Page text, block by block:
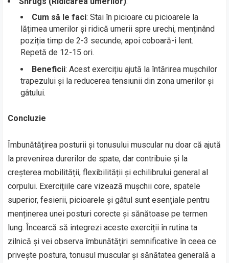
Cum să le faci: Stai în picioare cu picioarele la
lățimea umerilor și ridică umerii spre urechi, menținând
poziția timp de 2-3 secunde, apoi coboară-i lent.
Repetă de 12-15 ori.
Beneficii: Acest exercițiu ajută la întărirea mușchilor
trapezului și la reducerea tensiunii din zona umerilor și
gâtului.
Concluzie
Îmbunătățirea posturii și tonusului muscular nu doar că ajută
la prevenirea durerilor de spate, dar contribuie și la
creșterea mobilității, flexibilității și echilibrului general al
corpului. Exercițiile care vizează mușchii core, spatele
superior, fesierii, picioarele și gâtul sunt esențiale pentru
menținerea unei posturi corecte și sănătoase pe termen
lung. Încearcă să integrezi aceste exerciții în rutina ta
zilnică și vei observa îmbunătățiri semnificative în ceea ce
privește postura, tonusul muscular și sănătatea generală a